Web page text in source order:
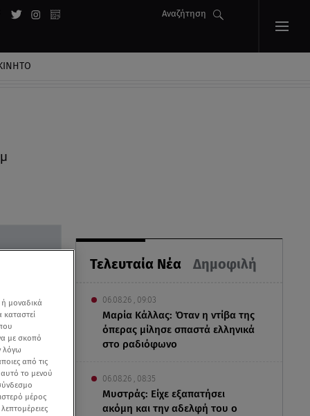
Αναζήτηση
Τελευταία Νέα Δημοφιλή
06.08.26 , 09:03
Μαρία Κάλλας: Όταν η ντίβα της
όπερας μίλησε σπαστά ελληνικά
στο ραδιόφωνο
06.08.26 , 08:35
Μυστράς: Είχε εξαπατήσει
ακόμη και την αδελφή του ο
μοναδικά
με σκοπό
λόγω
από τις
αυτό το μενού
μέρος